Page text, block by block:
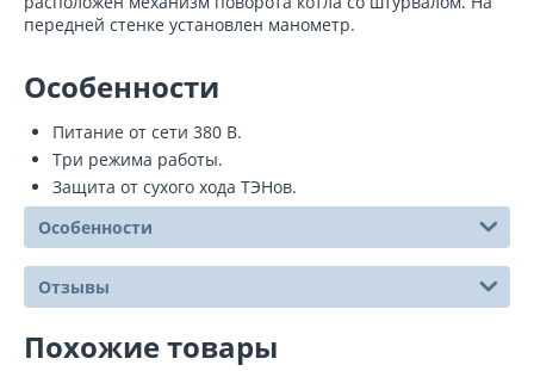
передней стенке установлен манометр.
Особенности
Питание от сети 380 В.
Три режима работы.
Защита от сухого хода ТЭНов.
Особенности
Отзывы
Похожие товары